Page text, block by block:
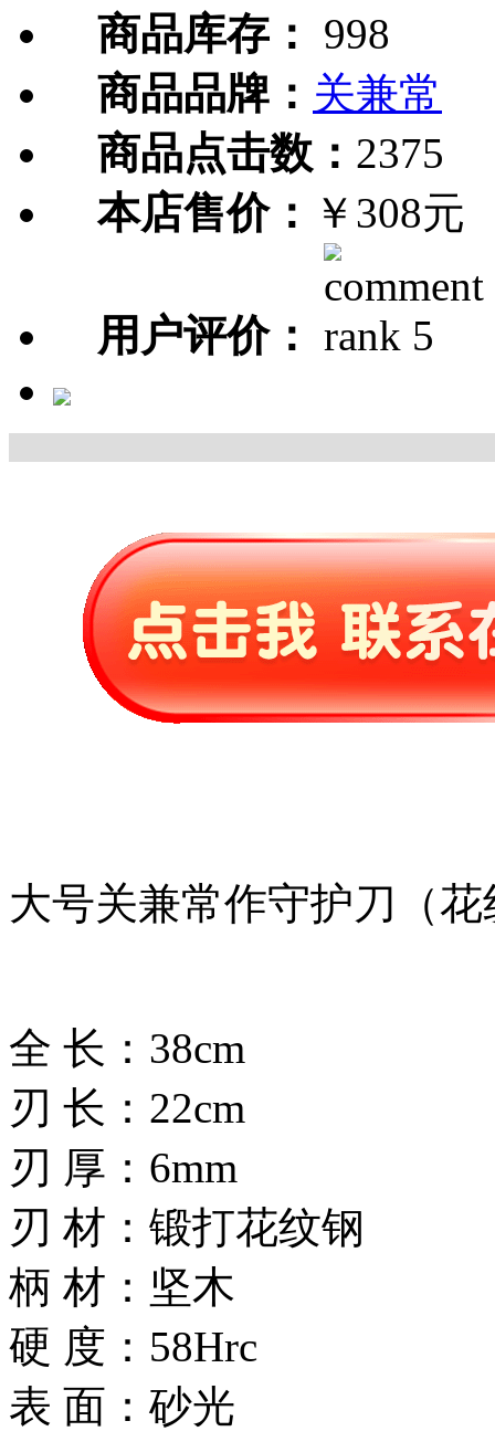
商品库存：
998
商品品牌： 关兼常
商品点击数： 2375
本店售价： ￥308元
用户评价：
大号关兼常作守护刀（花
全 长：38cm
刃 长：22cm
刃 厚：6mm
刃 材：锻打花纹钢
柄 材：坚木
硬 度：58Hrc
表 面：砂光